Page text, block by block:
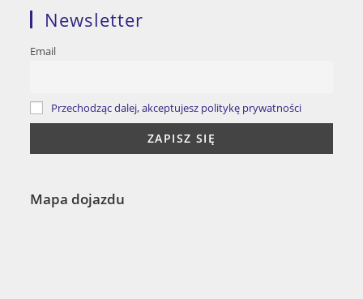
Newsletter
Email
Przechodząc dalej, akceptujesz politykę prywatności
Mapa dojazdu